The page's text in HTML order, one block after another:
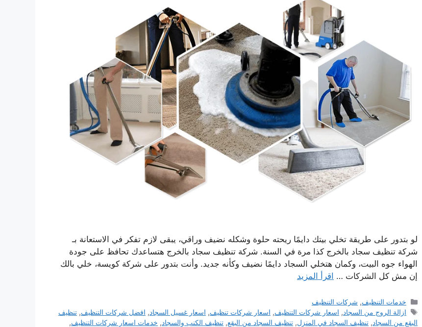
لو بتدور على طريقة تخلي بيتك دايمًا ريحته حلوة وشكله نضيف وراقي، يبقى لازم تفكر في الاستعانة بـ
شركة تنظيف سجاد بالخرج كذا مرة في السنة. شركة تنظيف سجاد بالخرج هتساعدك تحافظ على جودة
الهواء جوه البيت، وكمان هتخلي السجاد دايمًا نضيف وكأنه جديد. وأنت بتدور على شركة كويسة، خلي بالك
إن مش كل الشركات … اقرأ المزيد
التصنيفات
خدمات التنظيف, شركات التنظيف
الوسوم
ازالة الروج من السجاد, اسعار شركات التنظيف, اسعار شركات تنظيف, اسعار غسيل السجاد, افضل شركات التنظيف,تنظيف
البقع من السجاد, تنظيف السجاد في المنزل, تنظيف السجاد من البقع, تنظيف الكنب والسجاد, خدمات اسعار شركات التنظيف,